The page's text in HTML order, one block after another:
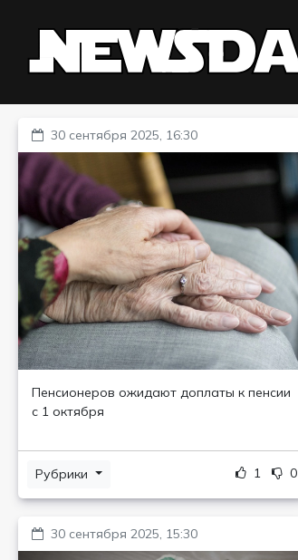
30 сентября 2025, 16:30
Пенсионеров ожидают доплаты к пенсии
с 1 октября
Рубрики 1 0
30 сентября 2025, 15:30